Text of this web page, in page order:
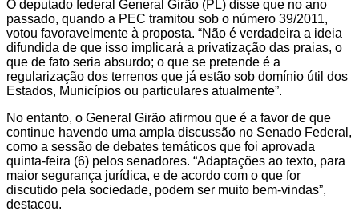
O deputado federal General Girão (PL) disse que no ano
passado, quando a PEC tramitou sob o número 39/2011,
votou favoravelmente à proposta. “Não é verdadeira a ideia
difundida de que isso implicará a privatização das praias, o
que de fato seria absurdo; o que se pretende é a
regularização dos terrenos que já estão sob domínio útil dos
Estados, Municípios ou particulares atualmente”.
No entanto, o General Girão afirmou que é a favor de que
continue havendo uma ampla discussão no Senado Federal,
como a sessão de debates temáticos que foi aprovada
quinta-feira (6) pelos senadores. “Adaptações ao texto, para
maior segurança jurídica, e de acordo com o que for
discutido pela sociedade, podem ser muito bem-vindas”,
destacou.